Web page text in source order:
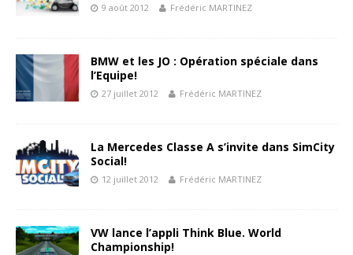
9 août 2012 Frédéric MARTINEZ
BMW et les JO : Opération spéciale dans
l’Equipe!
27 juillet 2012 Frédéric MARTINEZ
La Mercedes Classe A s’invite dans SimCity
Social!
12 juillet 2012 Frédéric MARTINEZ
VW lance l’appli Think Blue. World
Championship!